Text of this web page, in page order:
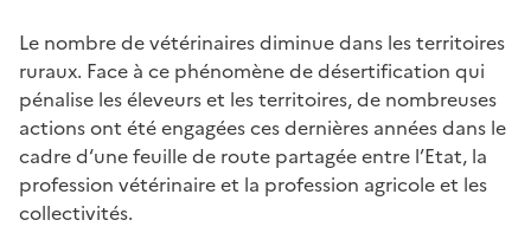
Le nombre de vétérinaires diminue dans les territoires
ruraux. Face à ce phénomène de désertification qui
pénalise les éleveurs et les territoires, de nombreuses
actions ont été engagées ces dernières années dans le
cadre d‘une feuille de route partagée entre l’Etat, la
profession vétérinaire et la profession agricole et les
collectivités.